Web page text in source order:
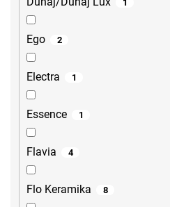
1
Ego 2
Electra 1
Essence 1
Flavia 4
Flo Keramika 8